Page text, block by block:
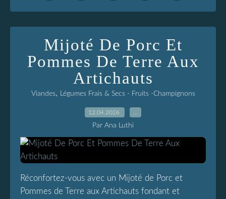
Mijoté De Porc Et
Pommes De Terre Aux
Artichauts
Viandes, Légumes Frais & Secs - Fruits -Champignons
12.04.2026
Par Ana Luthi
Réconfortez-vous avec un Mijoté de Porc et
Pommes de Terre aux Artichauts fondant et